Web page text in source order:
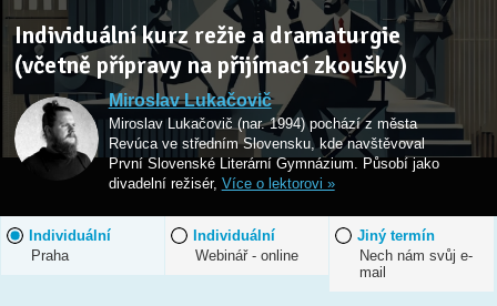
Individuální kurz režie a dramaturgie
(včetně přípravy na přijímací zkoušky)
Miroslav Lukačovič
Miroslav Lukačovič (nar. 1994) pochází z města
Revúca ve středním Slovensku, kde navštěvoval
První Slovenské Literární Gymnázium. Působí jako
divadelní režisér, Více o lektorovi »
Individuální
Praha
Individuální
Webinář - online
Jiný termín
Nech nám svůj e-
mail